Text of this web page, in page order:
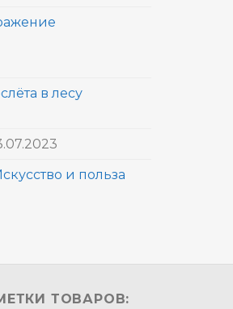
в лесу
и польза
ТОВАРОВ: